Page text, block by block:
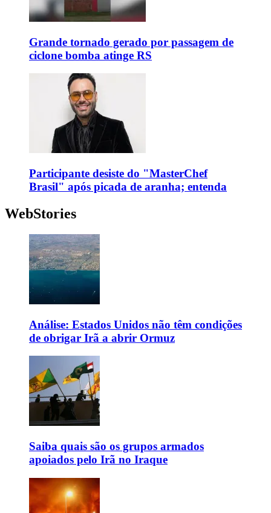
Grande tornado gerado por passagem de
ciclone bomba atinge RS
Participante desiste do "MasterChef
Brasil" após picada de aranha; entenda
WebStories
Análise: Estados Unidos não têm condições
de obrigar Irã a abrir Ormuz
Saiba quais são os grupos armados
apoiados pelo Irã no Iraque